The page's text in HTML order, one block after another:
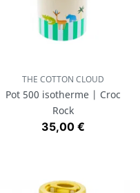
THE COTTON CLOUD
Pot 500 isotherme | Croc
Rock
Prix
35,00 €